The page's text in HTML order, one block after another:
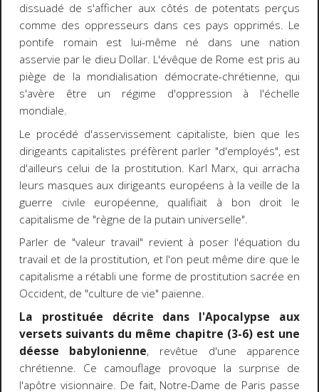
dissuadé de s'afficher aux côtés de potentats perçus
comme des oppresseurs dans ces pays opprimés. Le
pontife romain est lui-même né dans une nation
asservie par le dieu Dollar. L'évêque de Rome est pris au
piège de la mondialisation démocrate-chrétienne, qui
s'avère être un régime d'oppression à l'échelle
mondiale.
Le procédé d'asservissement capitaliste, bien que les
dirigeants capitalistes préfèrent parler "d'employés", est
d'ailleurs celui de la prostitution. Karl Marx, qui arracha
leurs masques aux dirigeants européens à la veille de la
guerre civile européenne, qualifiait à bon droit le
capitalisme de "règne de la putain universelle".
Parler de "valeur travail" revient à poser l'équation du
travail et de la prostitution, et l'on peut même dire que le
capitalisme a rétabli une forme de prostitution sacrée en
Occident, de "culture de vie" païenne.
La prostituée décrite dans l'Apocalypse aux
versets suivants du même chapitre (3-6) est une
déesse babylonienne, revêtue d'une apparence
chrétienne. Ce camouflage provoque la surprise de
l'apôtre visionnaire. De fait, Notre-Dame de Paris passe